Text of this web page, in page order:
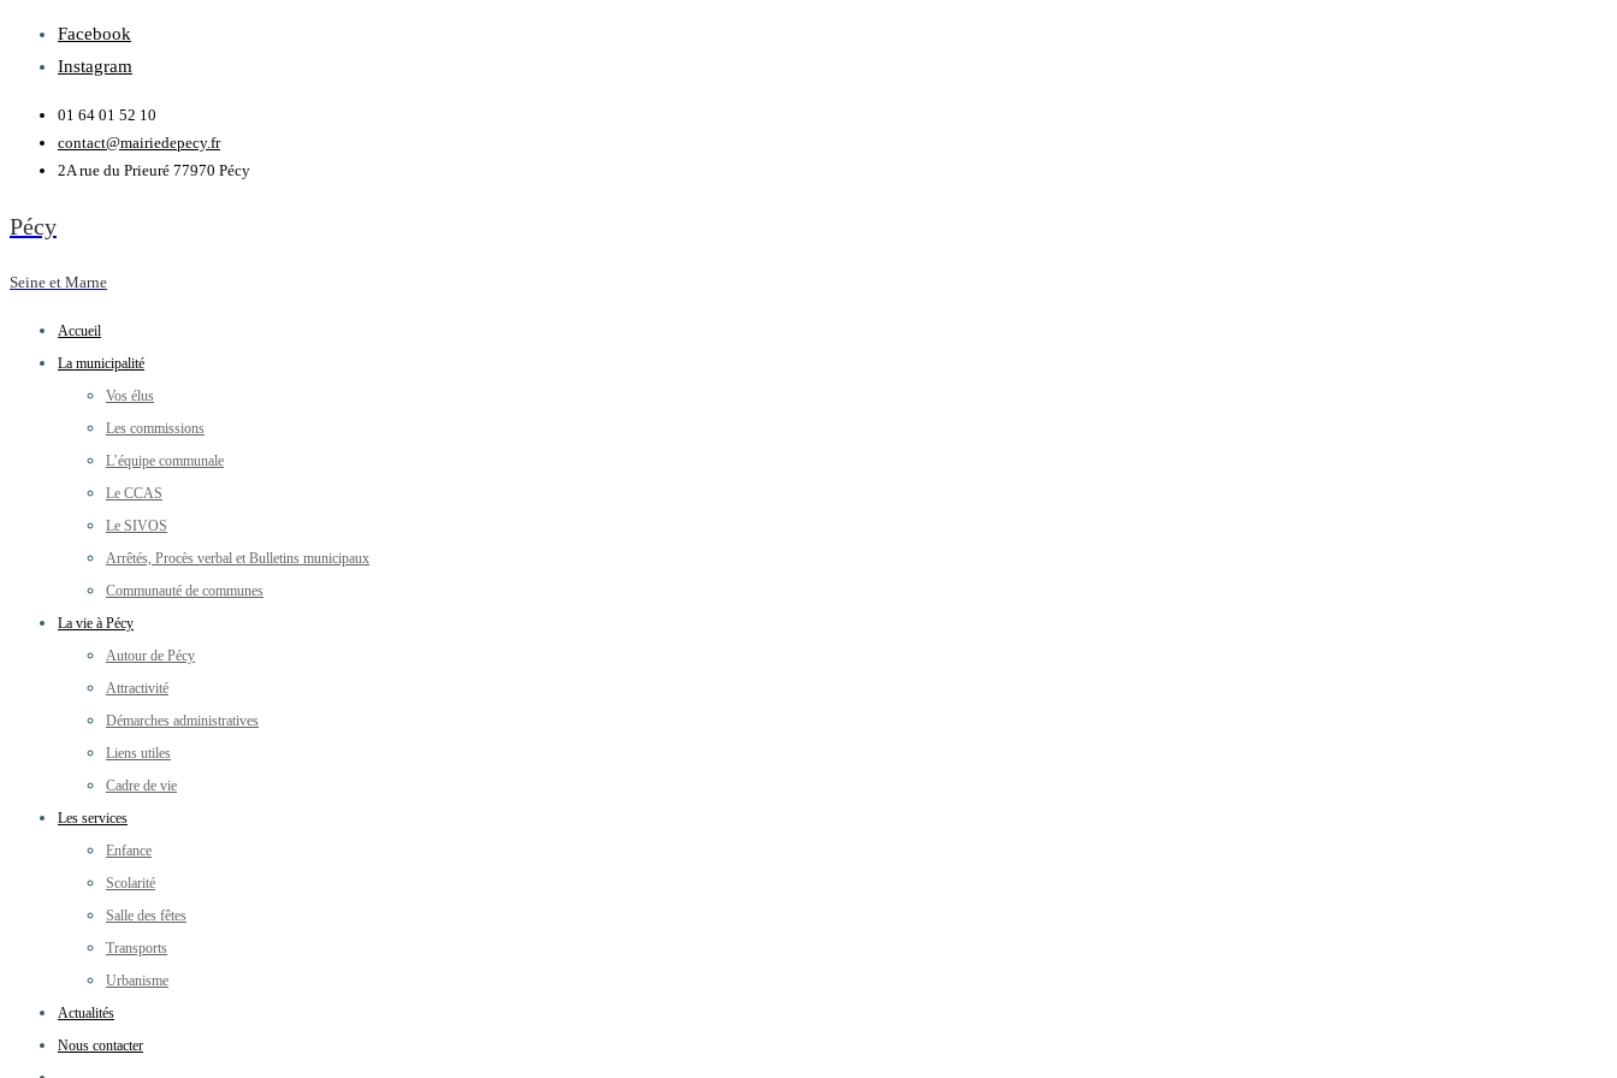
Facebook
Instagram
01 64 01 52 10
contact@mairiedepecy.fr
2A rue du Prieuré 77970 Pécy
Pécy
Seine et Marne
Accueil
La municipalité
Vos élus
Les commissions
L’équipe communale
Le CCAS
Le SIVOS
Arrêtés, Procès verbal et Bulletins municipaux
Communauté de communes
La vie à Pécy
Autour de Pécy
Attractivité
Démarches administratives
Liens utiles
Cadre de vie
Les services
Enfance
Scolarité
Salle des fêtes
Transports
Urbanisme
Actualités
Nous contacter